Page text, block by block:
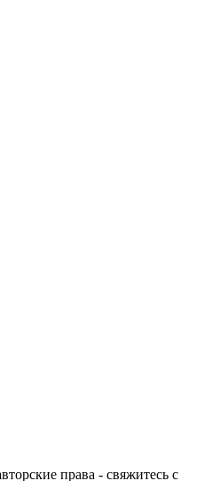
права - свяжитесь с